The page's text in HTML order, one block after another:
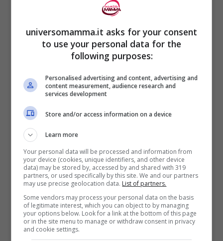
immobile dopo il trattamento”
dichiara Joukje van Rijswijk, che ha
guidato la ricerca.
altre evidenze.
Ormai si sa che losperma può
sopravvivere nell’utero per diversi giorni
dunque non c’è ragione per cui il riposo
dovrebbe influenzare tutto questo.
Bisogna aggiungere inoltre che,
differentemente da quanto si pensa utero
e vagina non sono perfettamente allineati
sono in qualche modo inclinati.
universomamma.it asks for your consent
to use your personal data for the
following purposes:
Personalised advertising and content, advertising and
content measurement, audience research and
services development
Store and/or access information on a device
Learn more
Your personal data will be processed and information from
your device (cookies, unique identifiers, and other device
data) may be stored by, accessed by and shared with 319
partners, or used specifically by this site. We and our partners
may use precise geolocation data. List of partners.
Some vendors may process your personal data on the basis
of legitimate interest, which you can object to by managing
your options below. Look for a link at the bottom of this page
or in the site menu to manage or withdraw consent in privacy
and cookie settings.